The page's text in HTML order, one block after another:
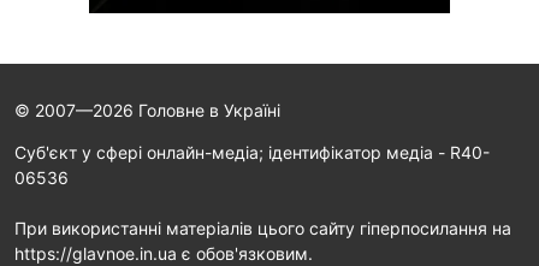
© 2007—2026 Головне в Україні
Cуб'єкт у сфері онлайн-медіа; ідентифікатор медіа - R40-
06536
При використанні матеріалів цього сайту гіперпосилання на
https://glavnoe.in.ua є обов'язковим.